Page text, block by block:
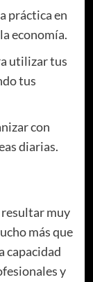
práctica en
economía.
utilizar tus
tus
con
diarias.
muy
más que
capacidad
y